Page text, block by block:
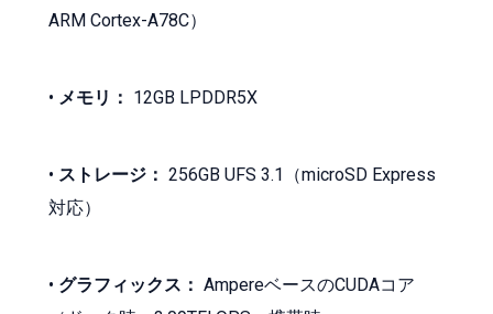
ARM Cortex-A78C）
• メモリ： 12GB LPDDR5X
• ストレージ： 256GB UFS 3.1（microSD Express
対応）
• グラフィックス： AmpereベースのCUDAコア